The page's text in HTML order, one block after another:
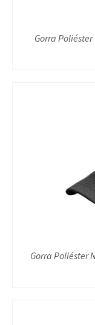
Gorra
Gorra Poliéster